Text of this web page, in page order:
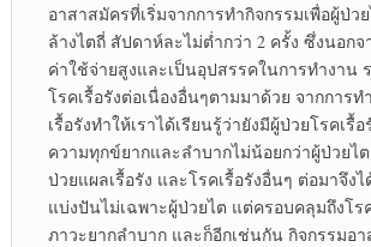
อาสาสมัครที่เริ่มจากการทำกิจกรรมเพื่อผู้ป่ว
ล้างไตถี่ สัปดาห์ละไม่ต่ำกว่า 2 ครั้ง ซึ่งนอกจ
ค่าใช้จ่ายสูงและเป็นอุปสรรคในการทำงาน
โรคเรื้อรังต่อเนื่องอื่นๆตามมาด้วย จากการ
เรื้อรังทำให้เราได้เรียนรู้ว่ายังมีผู้ป่วยโรคเรื้
ความทุกข์ยากและลำบากไม่น้อยกว่าผู้ป่วยไ
ป่วยแผลเรื้อรัง และโรคเรื้อรังอื่นๆ ต่อมาจึง
แบ่งปันไม่เฉพาะผู้ป่วยไต แต่ครอบคลุมถึงโร
ภาวะยากลำบาก และก็อีกเช่นกัน กิจกรรมอา